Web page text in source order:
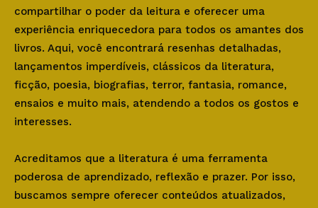
compartilhar o poder da leitura e oferecer uma
experiência enriquecedora para todos os amantes dos
livros. Aqui, você encontrará resenhas detalhadas,
lançamentos imperdíveis, clássicos da literatura,
ficção, poesia, biografias, terror, fantasia, romance,
ensaios e muito mais, atendendo a todos os gostos e
interesses.
Acreditamos que a literatura é uma ferramenta
poderosa de aprendizado, reflexão e prazer. Por isso,
buscamos sempre oferecer conteúdos atualizados,